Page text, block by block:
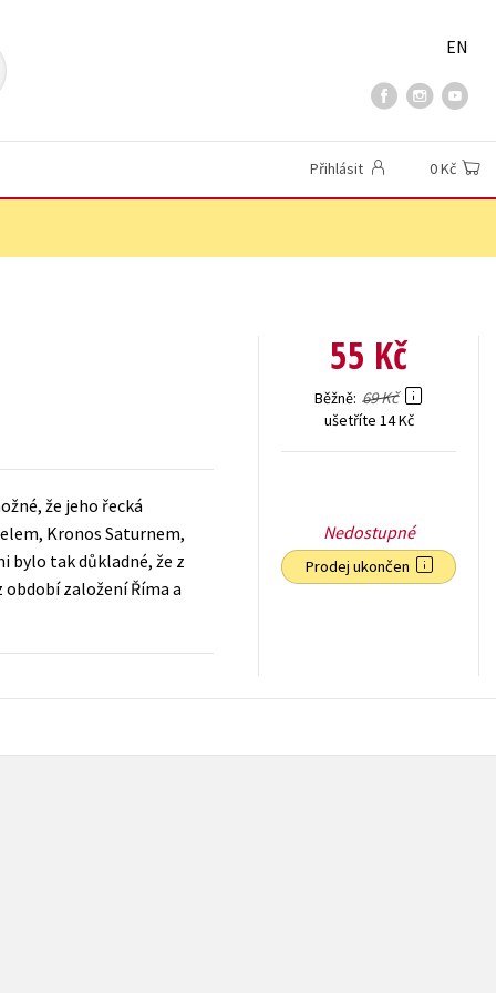
EN
Přihlásit 0 Kč
že jeho řecká
Kronos Saturnem,
bylo tak důkladné, že z
založení Říma a
55 Kč
Běžně 69 Kč
ušetříte 14 Kč
Nedostupné
Prodej ukončen